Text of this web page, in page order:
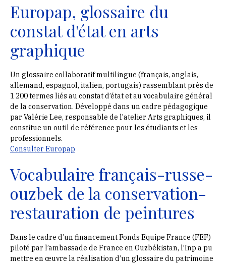
Europap, glossaire du
constat d'état en arts
graphique
Un glossaire collaboratif multilingue (français, anglais,
allemand, espagnol, italien, portugais) rassemblant près de
1 200 termes liés au constat d’état et au vocabulaire général
de la conservation. Développé dans un cadre pédagogique
par Valérie Lee, responsable de l'atelier Arts graphiques, il
constitue un outil de référence pour les étudiants et les
professionnels.
Consulter Europap
Vocabulaire français-russe-
ouzbek de la conservation-
restauration de peintures
Dans le cadre d’un financement Fonds Equipe France (FEF)
piloté par l’ambassade de France en Ouzbékistan, l’Inp a pu
mettre en œuvre la réalisation d’un glossaire du patrimoine